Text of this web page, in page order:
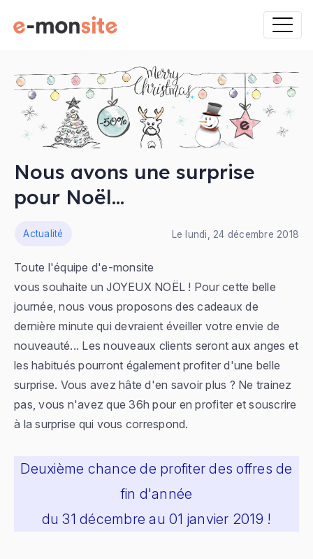
Nous avons une surprise
pour Noël...
Le lundi, 24 décembre 2018
Actualité
Toute l'équipe d'e-monsite
vous souhaite un JOYEUX NOËL ! Pour cette belle
journée, nous vous proposons des cadeaux de
dernière minute qui devraient éveiller votre envie de
nouveauté... Les nouveaux clients seront aux anges et
les habitués pourront également profiter d'une belle
surprise. Vous avez hâte d'en savoir plus ? Ne trainez
pas, vous n'avez que 36h pour en profiter et souscrire
à la surprise qui vous correspond.
Deuxième chance de profiter des offres de
fin d'année
du 31 décembre au 01 janvier 2019 !